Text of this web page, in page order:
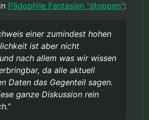
Pädophile Fantasien "stoppen":
einer zumindest hohen
ist aber nicht
nach allem was wir wissen
da alle aktuell
Daten das Gegenteil sagen.
ganze Diskussion rein